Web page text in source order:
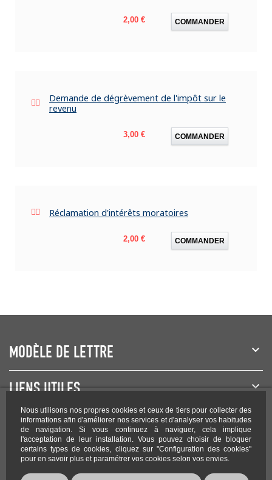
Nous utilisons nos propres cookies et ceux de tiers pour collecter des
informations afin d'améliorer nos services et d'analyser vos habitudes
de navigation. Si vous continuez à naviguer, cela implique
l'acceptation de leur installation. Vous pouvez choisir de bloquer
certains types de cookies, cliquez sur "Configuration des cookies"
pour en savoir plus et paramétrer vos cookies selon vos envies.
Prix
2,00 € COMMANDER
Demande de dégrèvement de l'impôt sur le
revenu
Prix
3,00 € COMMANDER
Réclamation d'intérêts moratoires
Prix
2,00 € COMMANDER
MODÈLE DE LETTRE
LIENS UTILES
NEWSLETTER